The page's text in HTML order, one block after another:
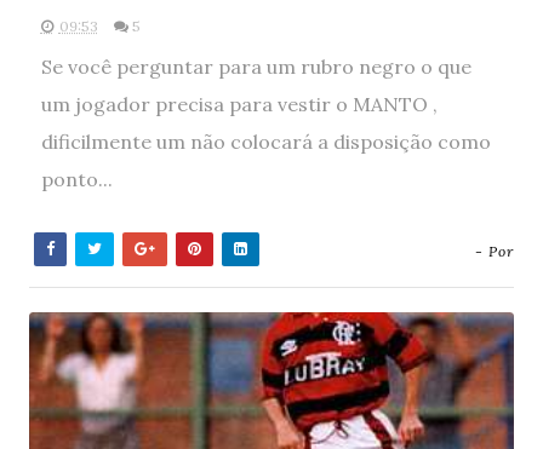
09:53 5
Se você perguntar para um rubro negro o que
um jogador precisa para vestir o MANTO ,
dificilmente um não colocará a disposição como
ponto...
- Por